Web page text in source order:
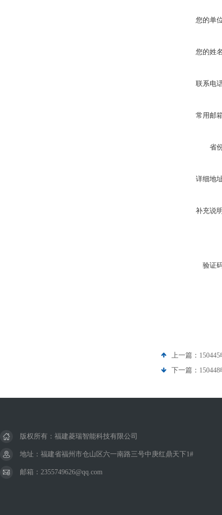
您的单
您的姓
联系电
常用邮
省
详细地
补充说
验证
上一篇：
下一篇：
版权所有：福建菱瑞智能科技有限公司
地址：福建省福州市仓山区六一南路三号中庚红鼎天下1#
邮箱：2355749626@qq.com